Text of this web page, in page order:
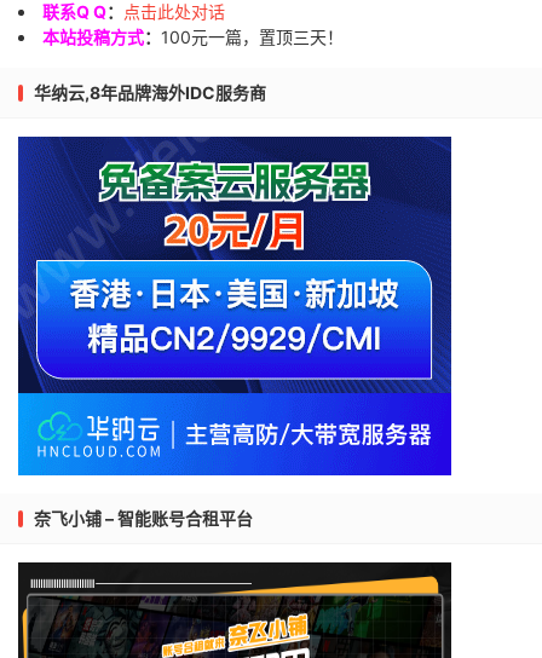
联系Q Q：
点击此处对话
本站投稿方式： 100元一篇，置顶三天！
华纳云,8年品牌海外IDC服务商
奈飞小铺 – 智能账号合租平台